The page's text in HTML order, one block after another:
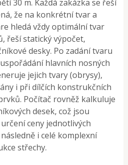
30 m. Každá zakázka se řeší
že na konkrétní tvar a
hledá vždy optimální tvar
řeší statický výpočet,
desky. Po zadání tvaru
hlavních nosných
jejich tvary (obrysy),
i při dílčích konstrukčních
Počítač rovněž kalkuluje
desek, což jsou
ceny jednotlivých
i celé komplexní
střechy.